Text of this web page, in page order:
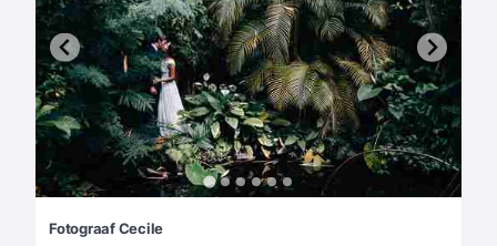
Fotograaf Cecile